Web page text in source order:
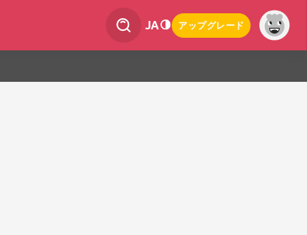
JA アップグレード